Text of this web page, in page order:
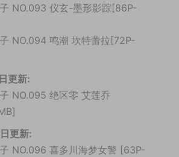
NO.093 仪玄-墨形影踪[86P-
NO.094 鸣潮 坎特蕾拉[72P-
更新:
NO.095 绝区零 艾莲乔
更新:
NO.096 喜多川海梦女警 [63P-